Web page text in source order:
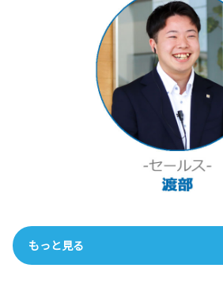
もっと見る